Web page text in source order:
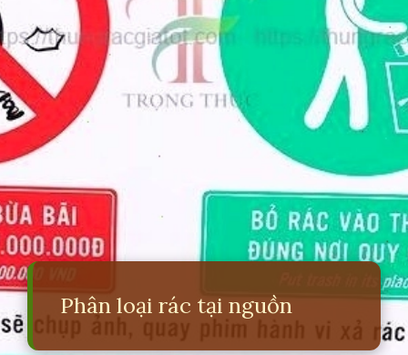
Phân loại rác tại nguồn